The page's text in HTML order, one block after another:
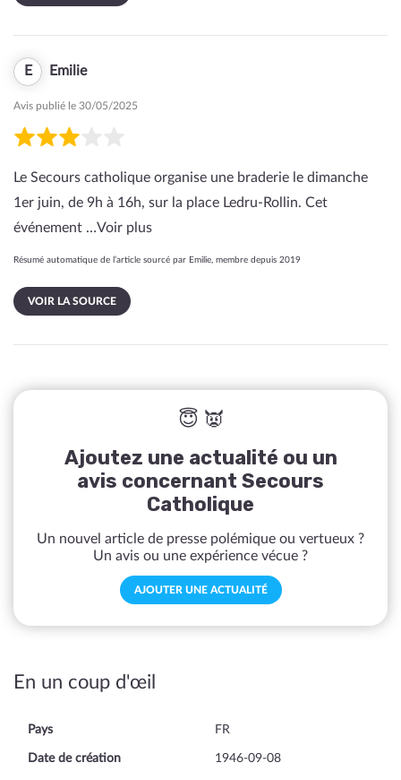
E Emilie
Avis publié le 30/05/2025
Le Secours catholique organise une braderie le dimanche
1er juin, de 9h à 16h, sur la place Ledru-Rollin. Cet
événement …Voir plus
Résumé automatique de l’article sourcé par Emilie, membre depuis 2019
VOIR LA SOURCE
😇 👿
Ajoutez une actualité ou un
avis concernant Secours
Catholique
Un nouvel article de presse polémique ou vertueux ?
Un avis ou une expérience vécue ?
AJOUTER UNE ACTUALITÉ
En un coup d'œil
Pays FR
Date de création 1946-09-08